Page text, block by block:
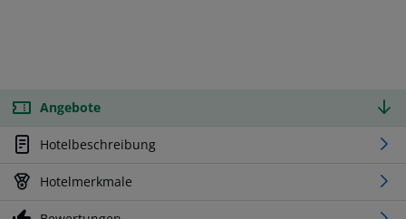
Angebote
Hotelbeschreibung
Hotelmerkmale